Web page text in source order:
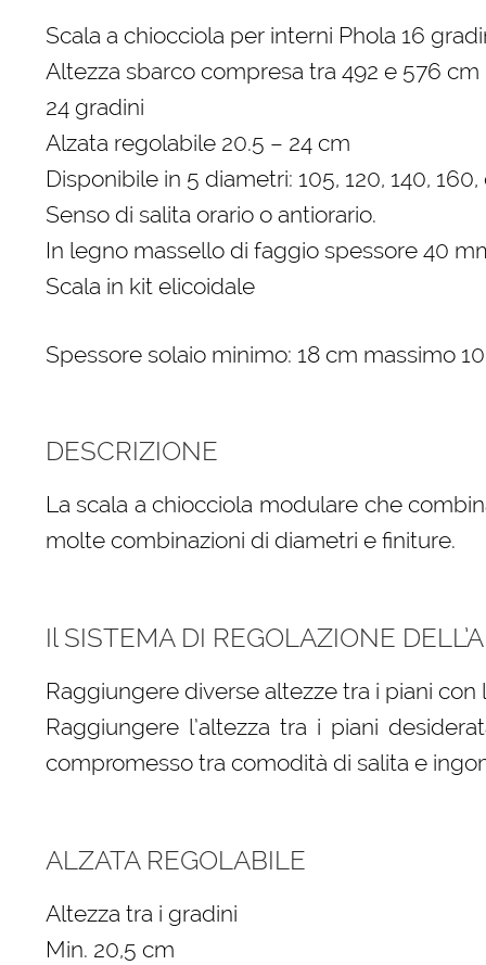
Scala a chiocciola per interni Phola 16
Altezza sbarco compresa tra 492 e 576 cm
24 gradini
Alzata regolabile 20.5 – 24 cm
Disponibile in 5 diametri: 105, 120, 140,
Senso di salita orario o antiorario.
In legno massello di faggio spessore 40
Scala in kit elicoidale
Spessore solaio minimo: 18 cm massimo
DESCRIZIONE
La scala a chiocciola modulare che
molte combinazioni di diametri e finiture.
Il SISTEMA DI REGOLAZIONE
Raggiungere diverse altezze tra i piani
Raggiungere l’altezza tra i piani
compromesso tra comodità di salita e
ALZATA REGOLABILE
Altezza tra i gradini
Min. 20,5 cm